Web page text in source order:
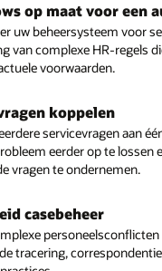
op maat voor een
uw beheersysteem voor
van complexe HR-regels
voorwaarden.
koppelen
servicevragen aan
eerder op te lossen
vragen te ondernemen.
casebeheer
tracering,
toegang tot een
Oracle
van serviceaanvragen
de herhaling: Uitmuntende
data
recente informatie
in alle HCM-processen.